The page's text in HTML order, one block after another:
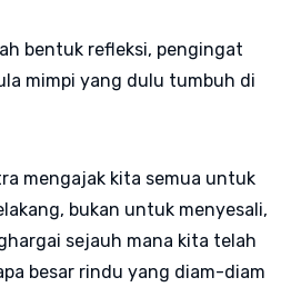
bentuk refleksi, pengingat
mimpi yang dulu tumbuh di
mengajak kita semua untuk
bukan untuk menyesali,
sejauh mana kita telah
besar rindu yang diam-diam